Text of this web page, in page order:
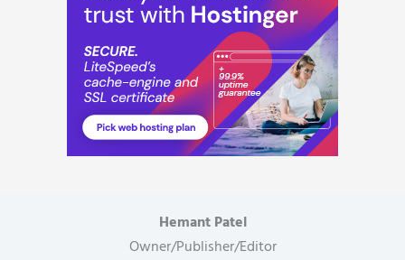
Hemant Patel
Owner/Publisher/Editor